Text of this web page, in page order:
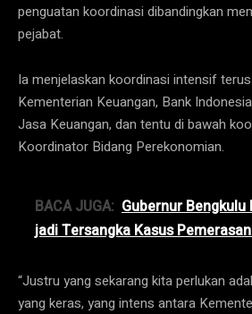
penguatan koordinasi dibandingkan
pejabat.
Ia menjelaskan koordinasi intensif
Kementerian Keuangan, Bank
Jasa Keuangan, dan tentu di bawah
Koordinator Bidang Perekonomian.
BACA JUGA: Gubernur
jadi Tersangka Kasus
“Justru yang sekarang kita perlukan
yang keras, yang intens antara